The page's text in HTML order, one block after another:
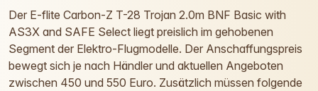
Der E-flite Carbon-Z T-28 Trojan 2.0m BNF Basic with
AS3X and SAFE Select liegt preislich im gehobenen
Segment der Elektro-Flugmodelle. Der Anschaffungspreis
bewegt sich je nach Händler und aktuellen Angeboten
zwischen 450 und 550 Euro. Zusätzlich müssen folgende